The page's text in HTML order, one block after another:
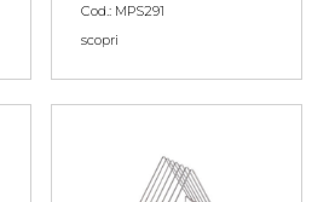
Cod.: MPS291
scopri